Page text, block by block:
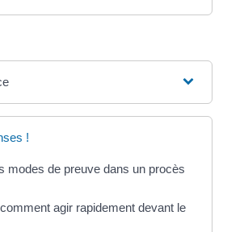
!
modes de preuve dans un procès
agir rapidement devant le